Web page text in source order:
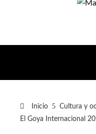
Inicio
Cultura y
El Goya Internacional